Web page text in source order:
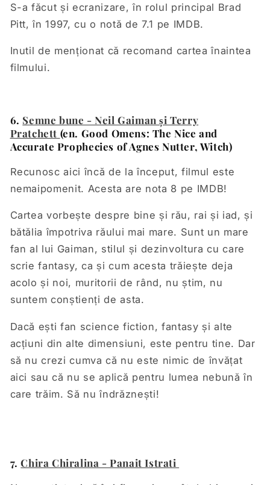
S-a făcut și ecranizare, în rolul principal Brad
Pitt, în 1997, cu o notă de 7.1 pe IMDB.
Inutil de menționat că recomand cartea înaintea
filmului.
6. Semne bune - Neil Gaiman și Terry
Pratchett (en. Good Omens: The Nice and
Accurate Prophecies of Agnes Nutter, Witch)
Recunosc aici încă de la început, filmul este
nemaipomenit. Acesta are nota 8 pe IMDB!
Cartea vorbește despre bine și rău, rai și iad, și
bătălia împotriva răului mai mare. Sunt un mare
fan al lui Gaiman, stilul și dezinvoltura cu care
scrie fantasy, ca și cum acesta trăiește deja
acolo și noi, muritorii de rând, nu știm, nu
suntem conștienți de asta.
Dacă ești fan science fiction, fantasy și alte
acțiuni din alte dimensiuni, este pentru tine. Dar
să nu crezi cumva că nu este nimic de învățat
aici sau că nu se aplică pentru lumea nebună în
care trăim. Să nu îndrăznești!
7. Chira Chiralina - Panait Istrati